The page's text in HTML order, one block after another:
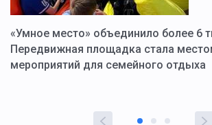
«Умное место» объединило более 6
Передвижная площадка стала
мероприятий для семейного отдыха